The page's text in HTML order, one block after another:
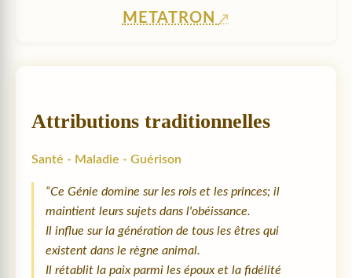
METATRON
Attributions traditionnelles
Santé - Maladie - Guérison
“Ce Génie domine sur les rois et les princes; il
maintient leurs sujets dans l'obéissance.
Il influe sur la génération de tous les êtres qui
existent dans le règne animal.
Il rétablit la paix parmi les époux et la fidélité